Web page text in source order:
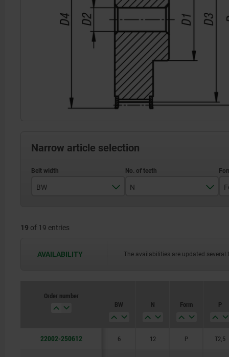
Narrow article selection
BW N
14
18
19
19 of 19 entries
AVAILABILITY The availabilities are updated
Order number
BW
N Form P
22002-250612 6 12 P T2,5